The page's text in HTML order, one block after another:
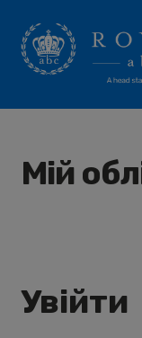
Перейти
до
навігації
Перейти
до
контенту
ГОЛОВНА
ПРОГРАМА 2020
НАВЧАЛЬНІ
Мій
Увійти